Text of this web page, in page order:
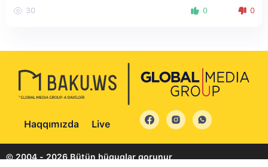
30 0 0
Haqqımızda Live
© 2004 - 2026 Bütün hüquqlar qorunur